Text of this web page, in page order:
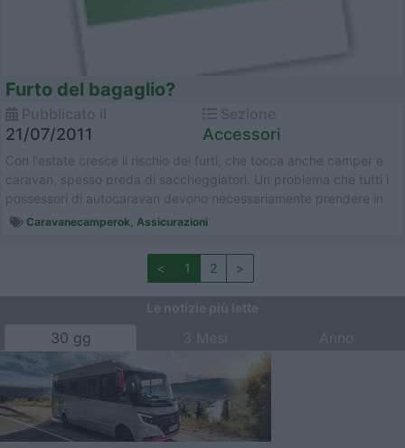
Furto del bagaglio?
21/07/2011 Accessori
Con l'estate cresce il rischio dei furti, che tocca anche camper e
caravan, spesso preda di saccheggiatori. Un problema che tutti i
possessori di autocaravan devono necessariamente prendere in
conside...
Caravanecamperok Assicurazioni
< 1 2 >
30 gg